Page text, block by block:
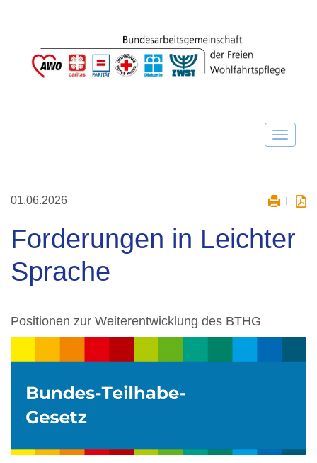
01.06.2026
Forderungen in Leichter
Sprache
Positionen zur Weiterentwicklung des BTHG